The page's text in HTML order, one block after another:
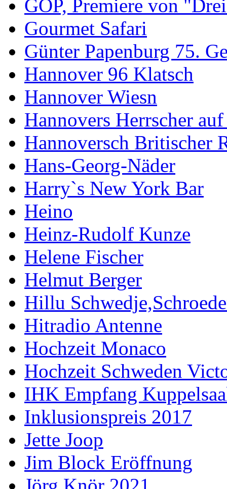
GOP, Premiere von
Gourmet Safari
Günter Papenburg 75.
Hannover 96 Klatsch
Hannover Wiesn
Hannovers Herrscher
Hannoversch Britischer
Hans-Georg-Näder
Harry`s New York Bar
Heino
Heinz-Rudolf Kunze
Helene Fischer
Helmut Berger
Hillu
Hitradio Antenne
Hochzeit Monaco
Hochzeit Schweden
IHK Empfang
Inklusionspreis 2017
Jette Joop
Jim Block Eröffnung